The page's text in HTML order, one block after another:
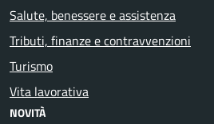
Salute, benessere e assistenza
Tributi, finanze e contravvenzioni
Turismo
Vita lavorativa
NOVITÀ